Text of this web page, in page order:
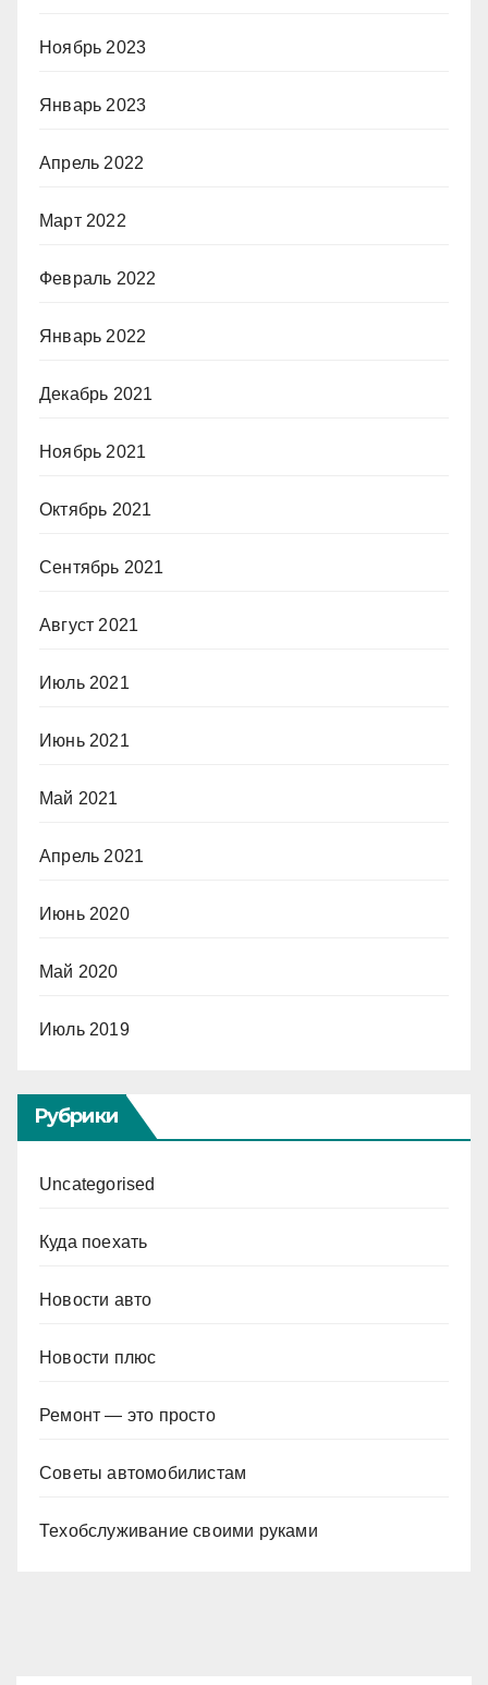
Ноябрь 2023
Январь 2023
Апрель 2022
Март 2022
Февраль 2022
Январь 2022
Декабрь 2021
Ноябрь 2021
Октябрь 2021
Сентябрь 2021
Август 2021
Июль 2021
Июнь 2021
Май 2021
Апрель 2021
Июнь 2020
Май 2020
Июль 2019
Рубрики
Uncategorised
Куда поехать
Новости авто
Новости плюс
Ремонт — это просто
Советы автомобилистам
Техобслуживание своими руками